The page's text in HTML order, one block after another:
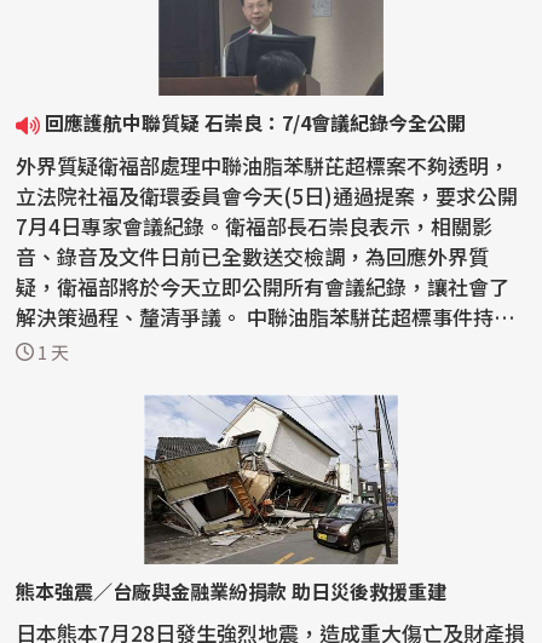
回應護航中聯質疑 石崇良：7/4會議紀錄今全公開
外界質疑衛福部處理中聯油脂苯駢芘超標案不夠透明，
立法院社福及衛環委員會今天(5日)通過提案，要求公開
7月4日專家會議紀錄。衛福部長石崇良表示，相關影
音、錄音及文件日前已全數送交檢調，為回應外界質
疑，衛福部將於今天立即公開所有會議紀錄，讓社會了
解決策過程、釐清爭議。 中聯油脂苯駢芘超標事件持續
延燒，國...
1 天
熊本強震／台廠與金融業紛捐款 助日災後救援重建
日本熊本7月28日發生強烈地震，造成重大傷亡及財產損